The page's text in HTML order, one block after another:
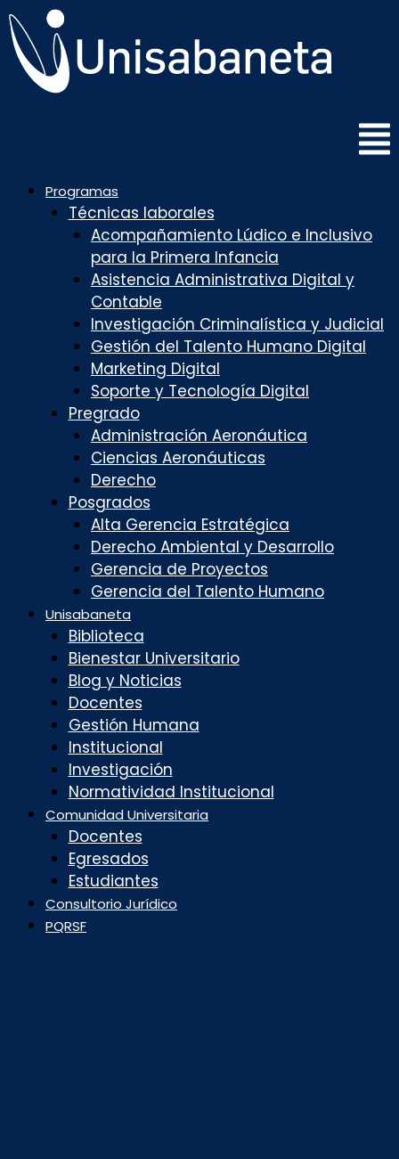
Saltar
al
contenido
Programas
Técnicas laborales
Acompañamiento Lúdico e Inclusivo
para la Primera Infancia
Asistencia Administrativa Digital y
Contable
Investigación Criminalística y Judicial
Gestión del Talento Humano Digital
Marketing Digital
Soporte y Tecnología Digital
Pregrado
Administración Aeronáutica
Ciencias Aeronáuticas
Derecho
Posgrados
Alta Gerencia Estratégica
Derecho Ambiental y Desarrollo
Gerencia de Proyectos
Gerencia del Talento Humano
Unisabaneta
Biblioteca
Bienestar Universitario
Blog y Noticias
Docentes
Gestión Humana
Institucional
Investigación
Normatividad Institucional
Comunidad Universitaria
Docentes
Egresados
Estudiantes
Consultorio Jurídico
PQRSF